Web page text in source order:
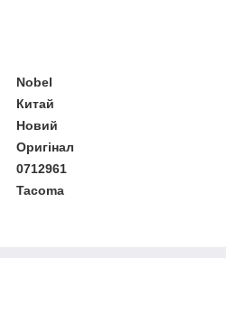
Nobel
Китай
Новий
Оригінал
0712961
Tacoma